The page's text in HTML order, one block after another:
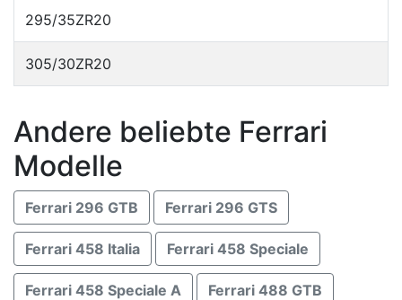
295/35ZR20
305/30ZR20
Andere beliebte Ferrari
Modelle
Ferrari 296 GTB Ferrari 296 GTS
Ferrari 458 Italia Ferrari 458 Speciale
Ferrari 458 Speciale A Ferrari 488 GTB